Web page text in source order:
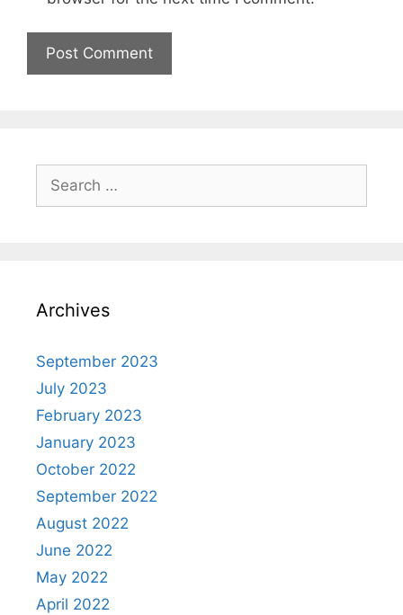
Archives
September 2023
July 2023
February 2023
January 2023
October 2022
September 2022
August 2022
June 2022
May 2022
April 2022